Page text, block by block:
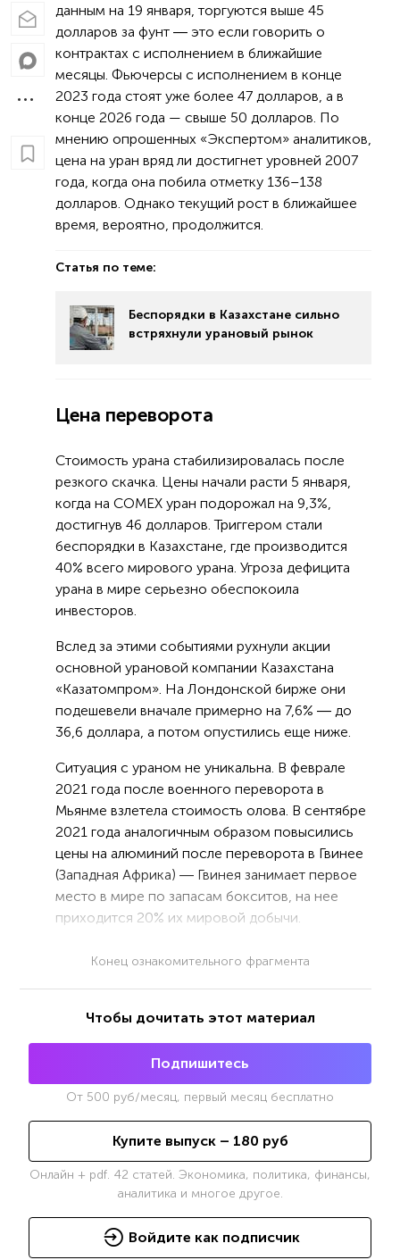
данным на 19 января, торгуются выше 45
долларов за фунт ― это если говорить о
контрактах с исполнением в ближайшие
месяцы. Фьючерсы с исполнением в конце
2023 года стоят уже более 47 долларов, а в
конце 2026 года — свыше 50 долларов. По
мнению опрошенных «Экспертом» аналитиков,
цена на уран вряд ли достигнет уровней 2007
года, когда она побила отметку 136–138
долларов. Однако текущий рост в ближайшее
время, вероятно, продолжится.
Статья по теме:
Беспорядки в Казахстане сильно
встряхнули урановый рынок
Цена переворота
Стоимость урана стабилизировалась после
резкого скачка. Цены начали расти 5 января,
когда на COMEX уран подорожал на 9,3%,
достигнув 46 долларов. Триггером стали
беспорядки в Казахстане, где производится
40% всего мирового урана. Угроза дефицита
урана в мире серьезно обеспокоила
инвесторов.
Вслед за этими событиями рухнули акции
основной урановой компании Казахстана
«Казатомпром». На Лондонской бирже они
подешевели вначале примерно на 7,6% ― до
36,6 доллара, а потом опустились еще ниже.
Ситуация с ураном не уникальна. В феврале
2021 года после военного переворота в
Мьянме взлетела стоимость олова. В сентябре
2021 года аналогичным образом повысились
цены на алюминий после переворота в Гвинее
(Западная Африка) ― Гвинея занимает первое
место в мире по запасам бокситов, на нее
приходится 20% их мировой добычи.
Конец ознакомительного фрагмента
Чтобы дочитать этот материал
Подпишитесь
От 500 руб/месяц, первый месяц бесплатно
Купите выпуск – 180 руб
Онлайн + pdf. 42 статей. Экономика, политика, финансы,
аналитика и многое другое.
Войдите как подписчик